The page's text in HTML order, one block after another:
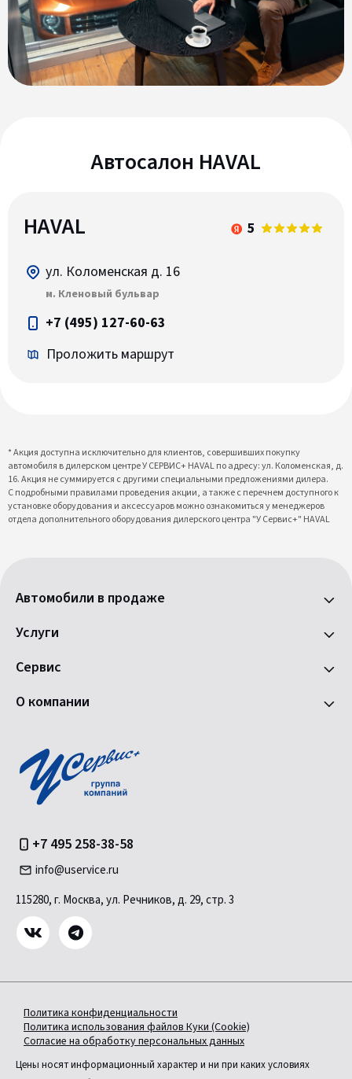
Автосалон HAVAL
HAVAL 5
ул. Коломенская д. 16
м. Кленовый бульвар
+7 (495) 127-60-63
Проложить маршрут
* Акция доступна исключительно для клиентов, совершивших покупку
автомобиля в дилерском центре У СЕРВИС+ HAVAL по адресу: ул. Коломенская, д.
16. Акция не суммируется с другими специальными предложениями дилера.
С подробными правилами проведения акции, а также с перечнем доступного к
установке оборудования и аксессуаров можно ознакомиться у менеджеров
отдела дополнительного оборудования дилерского центра "У Сервис+" HAVAL
Автомобили в продаже
Услуги
Сервис
О компании
+7 495 258-38-58
info@uservice.ru
115280, г. Москва, ул. Речников, д. 29, стр. 3
Политика конфиденциальности
Политика использования файлов Куки (Cookie)
Согласие на обработку персональных данных
Цены носят информационный характер и ни при каких условиях